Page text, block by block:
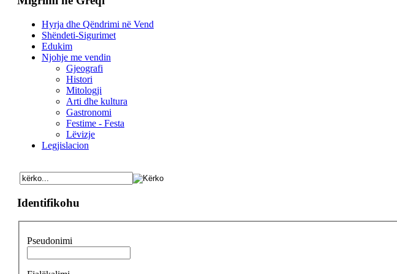
Hyrja dhe Qëndrimi në Vend
Shëndeti-Sigurimet
Edukim
Njohje me vendin
Gjeografi
Histori
Mitologji
Arti dhe kultura
Gastronomi
Festime - Festa
Lëvizje
Legjislacion
Identifikohu
Pseudonimi